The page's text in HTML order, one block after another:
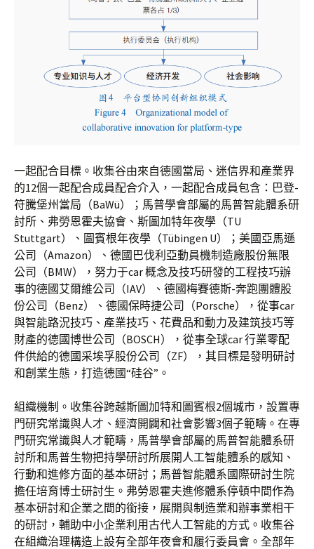
一起配合目標。收集谷由來自德國當局、迷信界和產業界
的12個一起配合成員配合介入，一起配合成員包含：巴登-
符騰堡州當局（BaWü）；馬普學會部屬的馬普智能體系研
討所、弗勞恩霍夫協會、斯圖加特年夜學（TU
Stuttgart）、圖賓根年夜學（Tübingen U）；美國亞馬遜
公司（Amazon）、德國巴伐利亞動員機制造廠股份無限
公司（BMW），努力于car 概念及技巧研發的工程技巧辦
事的德國艾爾維公司（IAV）、德國梅賽德斯-奔跑團體股
份公司（Benz）、德國保時捷公司（Porsche），從事car
與智能路況技巧、產業技巧、花費品和動力及建筑技巧等
財產的德國博世公司（BOSCH），從事全球car 行業零配
件供給的德國采埃孚股份公司（ZF），其目標是發明研討
和創業生態，打造德國“硅谷”。
組織機制。收集谷跨越斯圖加特和圖賓根2個城市，設置專
門研究常識與人才、經濟開闢和社會影響3個子範疇。在專
門研究常識與人才範疇，馬普學會部屬的馬普智能體系研
討所和馬普生物把持學研討所展開人工智能體系的感知、
行動和進修方面的基本研討；馬普智能體系國際研討生院
擔任培育博士研討生。弗勞恩霍夫進修體系停頓中間作為
基本研討和企業之間的銜接，展開與制造業和辦事業相干
的研討，輔助中小企業利用古代人工智能的方式。收集谷
在組織治理構造上設有全部年夜會和履行委員會。全部年